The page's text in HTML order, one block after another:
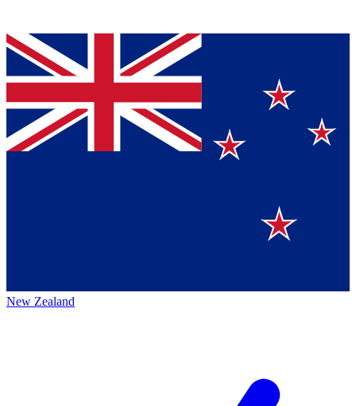
New Zealand